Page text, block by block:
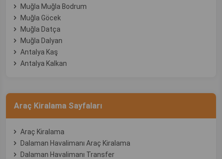
Muğla Muğla Bodrum
Muğla Göcek
Muğla Datça
Muğla Dalyan
Antalya Kaş
Antalya Kalkan
Araç Kiralama Sayfaları
Araç Kiralama
Dalaman Havalimanı Araç Kiralama
Dalaman Havalimanı Transfer